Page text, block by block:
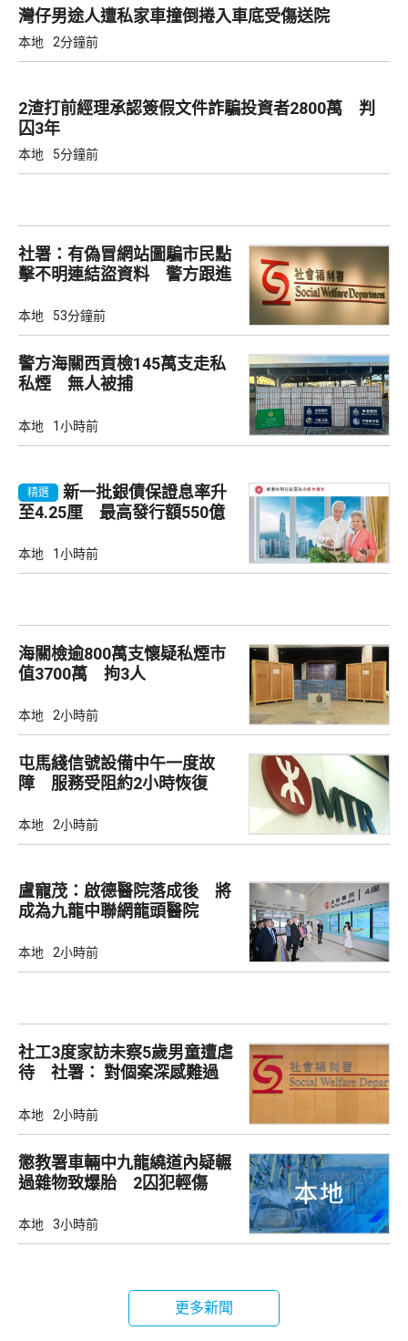
灣仔男途人遭私家車撞倒捲入車底受傷送院
本地 2分鐘前
2渣打前經理承認簽假文件詐騙投資者2800萬 判
囚3年
本地 5分鐘前
社署：有偽冒網站圖騙市民點
擊不明連結盜資料 警方跟進
本地 53分鐘前
警方海關西貢檢145萬支走私
私煙 無人被捕
本地 1小時前
精選
新一批銀債保證息率升
至4.25厘 最高發行額550億
本地 1小時前
海關檢逾800萬支懷疑私煙市
值3700萬 拘3人
本地 2小時前
屯馬綫信號設備中午一度故
障 服務受阻約2小時恢復
本地 2小時前
盧寵茂：啟德醫院落成後 將
成為九龍中聯網龍頭醫院
本地 2小時前
社工3度家訪未察5歲男童遭虐
待 社署： 對個案深感難過
本地 2小時前
懲教署車輛中九龍繞道內疑輾
過雜物致爆胎 2囚犯輕傷
本地 3小時前
更多新聞